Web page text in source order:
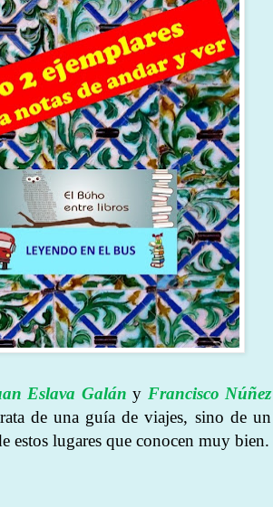
Eslava Galány Francisco Núñez
de una guía de viajes, sino de un
estos lugares que conocen muy bien.